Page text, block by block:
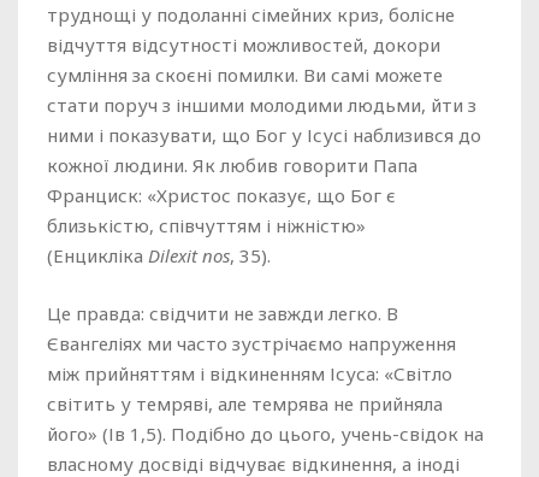
труднощі у подоланні сімейних криз, болісне
відчуття відсутності можливостей, докори
сумління за скоєні помилки. Ви самі можете
стати поруч з іншими молодими людьми, йти з
ними і показувати, що Бог у Ісусі наблизився до
кожної людини. Як любив говорити Папа
Франциск: «Христос показує, що Бог є
близькістю, співчуттям і ніжністю»
(Енцикліка Dilexit nos, 35).
Це правда: свідчити не завжди легко. В
Євангеліях ми часто зустрічаємо напруження
між прийняттям і відкиненням Ісуса: «Світло
світить у темряві, але темрява не прийняла
його» (Ів 1,5). Подібно до цього, учень-свідок на
власному досвіді відчуває відкинення, а іноді